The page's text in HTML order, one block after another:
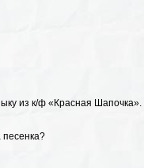
из к/ф «Красная Шапочка».
песенка?